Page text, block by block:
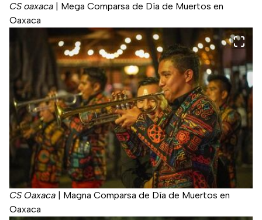
CS oaxaca
Mega Comparsa de Día de Muertos en
Oaxaca
CS Oaxaca | Magna Comparsa de Día de Muertos en
Oaxaca